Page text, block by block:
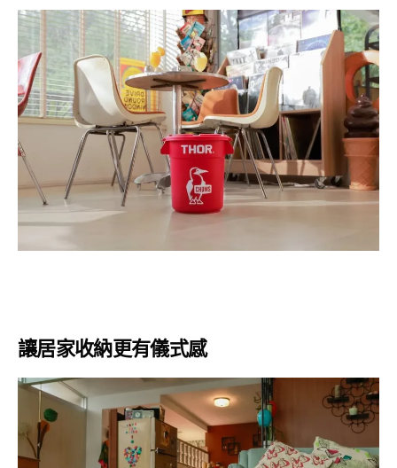
讓居家收納更有儀式感